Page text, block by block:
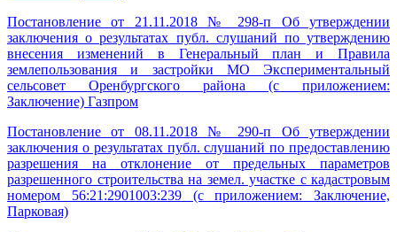
Постановление от 21.11.2018 № 298-п Об утверждении
заключения о результатах публ. слушаний по утверждению
внесения изменений в Генеральный план и Правила
землепользования и застройки МО Экспериментальный
сельсовет Оренбургского района (с приложением:
Заключение) Газпром
Постановление от 08.11.2018 № 290-п Об утверждении
заключения о результатах публ. слушаний по предоставлению
разрешения на отклонение от предельных параметров
разрешенного строительства на земел. участке с кадастровым
номером 56:21:2901003:239 (с приложением: Заключение,
Парковая)